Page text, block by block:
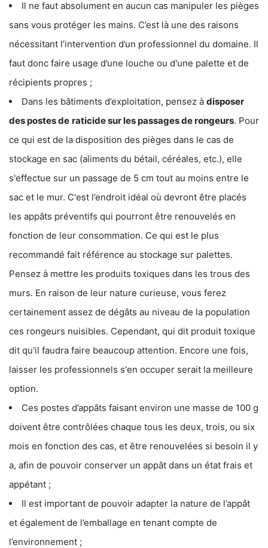
Il ne faut absolument en aucun cas manipuler les pièges
sans vous protéger les mains. C’est là une des raisons
nécessitant l’intervention d’un professionnel du domaine. Il
faut donc faire usage d’une louche ou d'une palette et de
récipients propres ;
Dans les bâtiments d’exploitation, pensez à disposer
des postes de raticide sur les passages de rongeurs. Pour
ce qui est de la disposition des pièges dans le cas de
stockage en sac (aliments du bétail, céréales, etc.), elle
s'effectue sur un passage de 5 cm tout au moins entre le
sac et le mur. C'est l’endroit idéal où devront être placés
les appâts préventifs qui pourront être renouvelés en
fonction de leur consommation. Ce qui est le plus
recommandé fait référence au stockage sur palettes.
Pensez à mettre les produits toxiques dans les trous des
murs. En raison de leur nature curieuse, vous ferez
certainement assez de dégâts au niveau de la population
ces rongeurs nuisibles. Cependant, qui dit produit toxique
dit qu'il faudra faire beaucoup attention. Encore une fois,
laisser les professionnels s'en occuper serait la meilleure
option.
Ces postes d’appâts faisant environ une masse de 100 g
doivent être contrôlées chaque tous les deux, trois, ou six
mois en fonction des cas, et être renouvelées si besoin il y
a, afin de pouvoir conserver un appât dans un état frais et
appétant ;
Il est important de pouvoir adapter la nature de l’appât
et également de l’emballage en tenant compte de
l’environnement ;